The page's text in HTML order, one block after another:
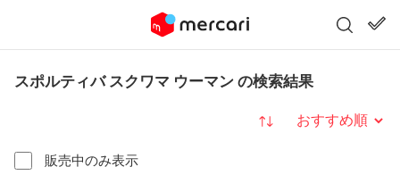
スポルティバ スクワマ ウーマン の検索結果
販売中のみ表示
並び替え